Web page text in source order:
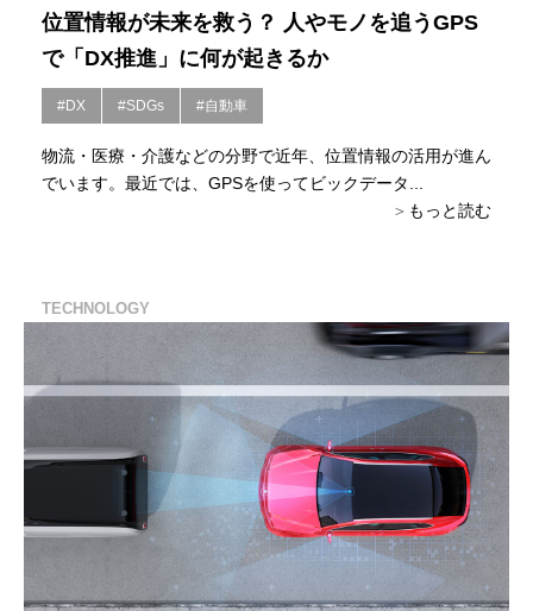
位置情報が未来を救う？ 人やモノを追うGPS
で「DX推進」に何が起きるか
#DX #SDGs #自動車
物流・医療・介護などの分野で近年、位置情報の活用が進ん
でいます。最近では、GPSを使ってビックデータ...
もっと読む
TECHNOLOGY